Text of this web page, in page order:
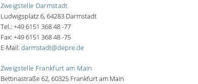
Zweigstelle Darmstadt
Ludwigsplatz 6, 64283 Darmstadt
Tel.: +49 6151 368 48 -77
Fax: +49 6151 368 48 -75
E-Mail: darmstadt@depre.de
Zweigstelle Frankfurt am Main
Bettinastraße 62, 60325 Frankfurt am Main